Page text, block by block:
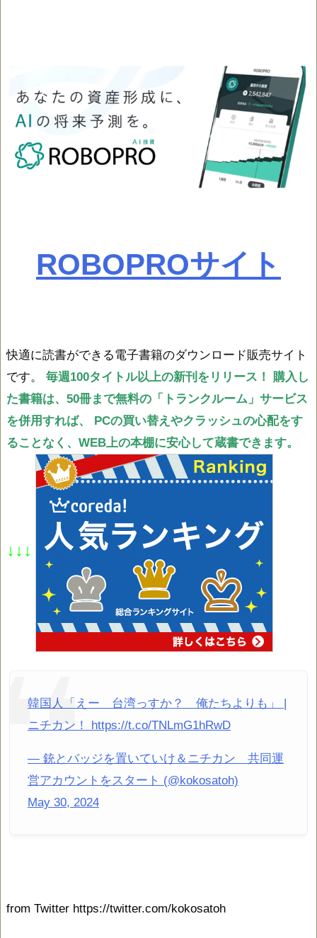
ROBOPROサイト
快適に読書ができる電子書籍のダウンロード販売サイト
です。 毎週100タイトル以上の新刊をリリース！
購入し
た書籍は、50冊まで無料の「トランクルーム」サービス
を併用すれば、
PCの買い替えやクラッシュの心配をす
ることなく、WEB上の本棚に安心して蔵書できます。
↓↓↓
韓国人「えー 台湾っすか？ 俺たちよりも」 |
ニチカン！ https://t.co/TNLmG1hRwD
— 銃とバッジを置いていけ＆ニチカン 共同運
営アカウントをスタート (@kokosatoh)
May 30, 2024
from Twitter https://twitter.com/kokosatoh